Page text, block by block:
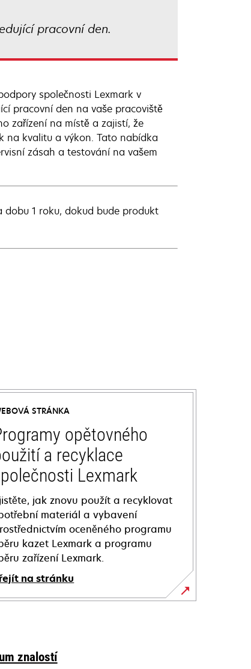
pracovní den.
společnosti Lexmark v
pracovní den na vaše pracoviště
zařízení na místě a zajistí, že
na kvalitu a výkon. Tato nabídka
zásah a testování na vašem
dobu 1 roku, dokud bude produkt
STRÁNKA
opětovného
a recyklace
Lexmark
jak znovu použít a recyklovat
materiál a vybavení
oceněného programu
kazet Lexmark a programu
zařízení Lexmark.
na stránku
znalostí